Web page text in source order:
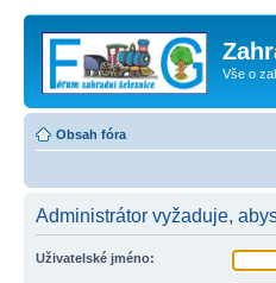
Vše o
Obsah fóra
Administrátor vyžaduje,
Uživatelské jméno: